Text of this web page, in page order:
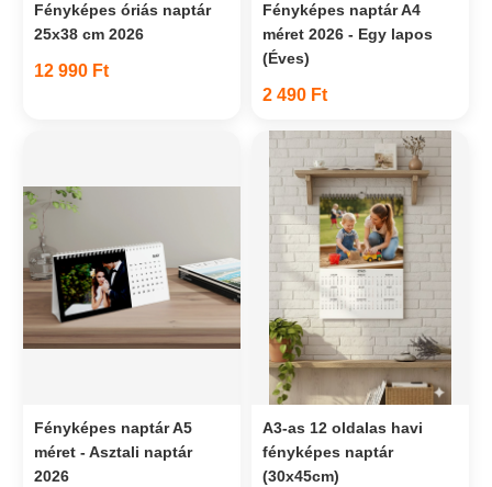
Fényképes óriás naptár
25x38 cm 2026
12 990 Ft
Fényképes naptár A4
méret 2026 - Egy lapos
(Éves)
2 490 Ft
Fényképes naptár A5
méret - Asztali naptár
2026
A3-as 12 oldalas havi
fényképes naptár
(30x45cm)